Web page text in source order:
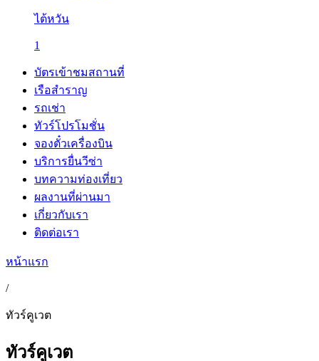
ไต้หวัน
1
บัตรเข้าชมสถานที่
เรือสำราญ
รถเช่า
ทัวร์โปรโมชั่น
จองตั๋วเครื่องบิน
บริการยื่นวีซ่า
บทความท่องเที่ยว
ผลงานที่ผ่านมา
เกี่ยวกับเรา
ติดต่อเรา
หน้าแรก
/
ทัวร์คูเวต
ทัวร์คูเวต